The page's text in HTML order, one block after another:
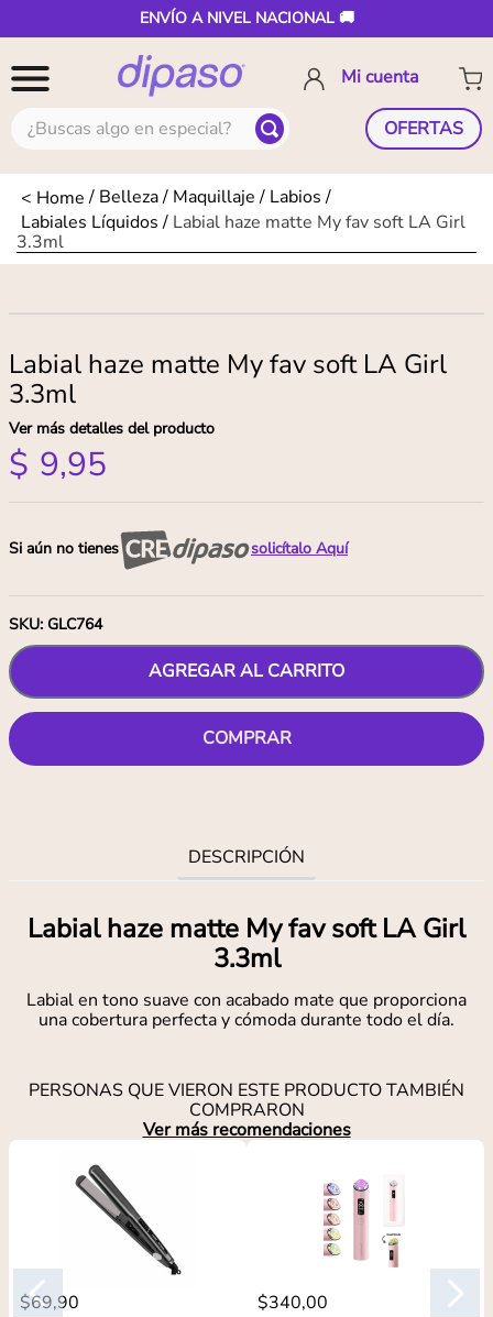
ENVÍO A NIVEL NACIONAL 🚚
¿Buscas algo en especial? OFERTAS
Belleza Maquillaje
Labios
Labiales Líquidos
Labial haze matte My fav soft LA Girl
3.3ml
Labial haze matte My fav soft LA Girl
3.3ml
Ver más detalles del producto
$ 9,95
Si aún no tienes solicítalo Aquí
SKU: GLC764
AGREGAR AL CARRITO
COMPRAR
DESCRIPCIÓN
Labial haze matte My fav soft LA Girl
3.3ml
Labial en tono suave con acabado mate que proporciona
una cobertura perfecta y cómoda durante todo el día.
PERSONAS QUE VIERON ESTE PRODUCTO TAMBIÉN
COMPRARON
Ver más recomendaciones
$69,90 $340,00